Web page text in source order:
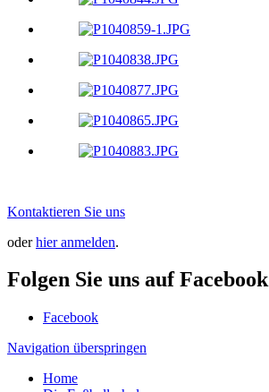
Kontaktieren Sie uns
oderhier anmelden.
Folgen Sie uns auf Facebook
Facebook
Navigation überspringen
Home